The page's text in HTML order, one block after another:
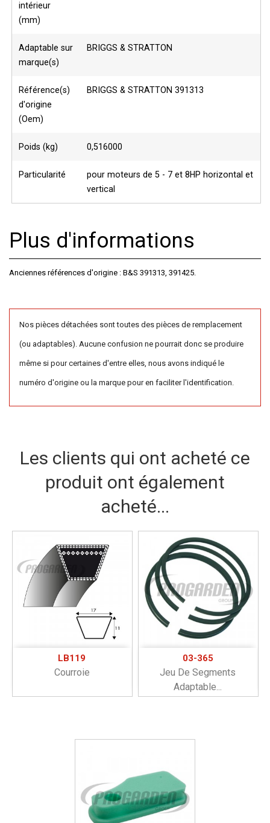
intérieur
(mm)
Adaptable sur
marque(s)
BRIGGS & STRATTON
Référence(s)
d'origine
(Oem)
BRIGGS & STRATTON 391313
Poids (kg) 0,516000
Particularité
pour moteurs de 5 - 7 et 8HP horizontal et
vertical
Plus d'informations
Anciennes références d'origine : B&S 391313, 391425.
Nos pièces détachées sont toutes des pièces de remplacement
(ou adaptables). Aucune confusion ne pourrait donc se produire
même si pour certaines d'entre elles, nous avons indiqué le
numéro d'origine ou la marque pour en faciliter l'identification.
Les clients qui ont acheté ce
produit ont également
acheté...
LB119
Courroie
03-365
Jeu De Segments
Adaptable...